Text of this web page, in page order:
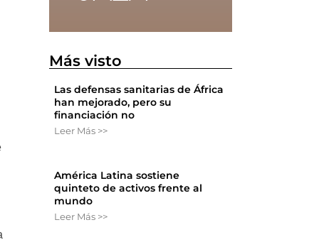
Más visto
Las defensas sanitarias de África
han mejorado, pero su
financiación no
Leer Más >>
América Latina sostiene
quinteto de activos frente al
mundo
Leer Más >>